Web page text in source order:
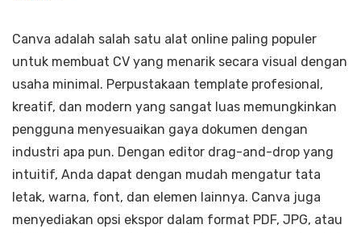
Canva adalah salah satu alat online paling populer
untuk membuat CV yang menarik secara visual dengan
usaha minimal. Perpustakaan template profesional,
kreatif, dan modern yang sangat luas memungkinkan
pengguna menyesuaikan gaya dokumen dengan
industri apa pun. Dengan editor drag-and-drop yang
intuitif, Anda dapat dengan mudah mengatur tata
letak, warna, font, dan elemen lainnya. Canva juga
menyediakan opsi ekspor dalam format PDF, JPG, atau